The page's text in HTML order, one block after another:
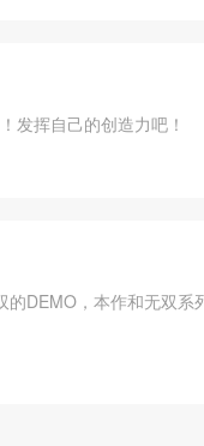
发挥自己的创造力吧！
DEMO，本作和无双系